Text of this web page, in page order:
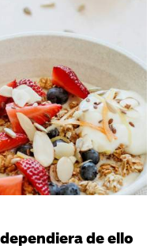
de ello